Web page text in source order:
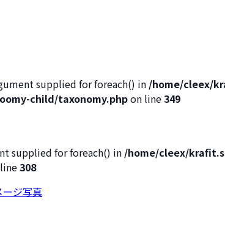
supplied for foreach() in /home/cleex/
child/taxonomy.phpon line349
supplied for foreach() in /home/cleex/
308